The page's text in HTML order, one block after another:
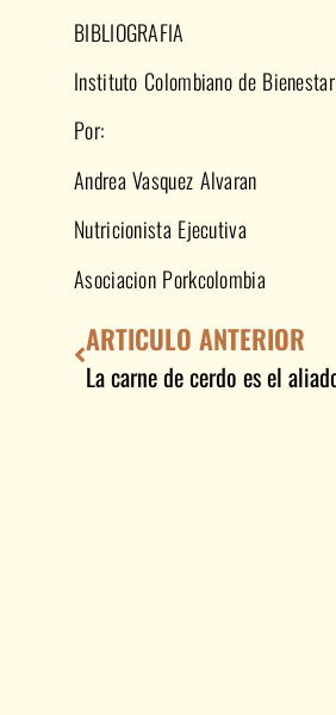
BIBLIOGRAFIA
Instituto Colombiano de
Por:
Andrea Vasquez Alvaran
Nutricionista Ejecutiva
Asociacion Porkcolombia
ARTICULO ANTERIOR
La carne de cerdo es el